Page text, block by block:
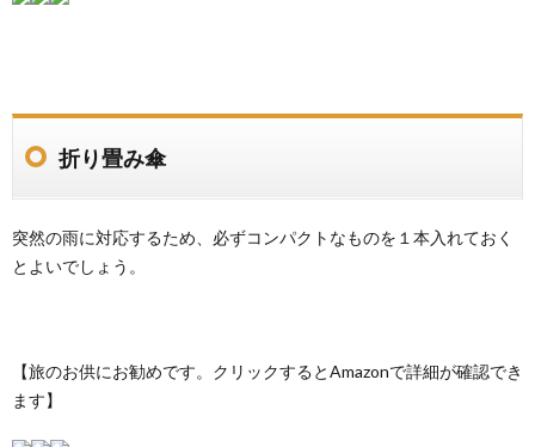
折り畳み傘
突然の雨に対応するため、必ずコンパクトなものを１本入れておく
とよいでしょう。
【旅のお供にお勧めです。クリックするとAmazonで詳細が確認でき
ます】